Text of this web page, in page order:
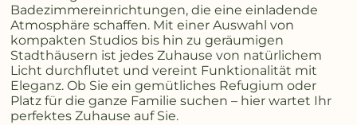
Badezimmereinrichtungen, die eine einladende
Atmosphäre schaffen. Mit einer Auswahl von
kompakten Studios bis hin zu geräumigen
Stadthäusern ist jedes Zuhause von natürlichem
Licht durchflutet und vereint Funktionalität mit
Eleganz. Ob Sie ein gemütliches Refugium oder
Platz für die ganze Familie suchen – hier wartet Ihr
perfektes Zuhause auf Sie.